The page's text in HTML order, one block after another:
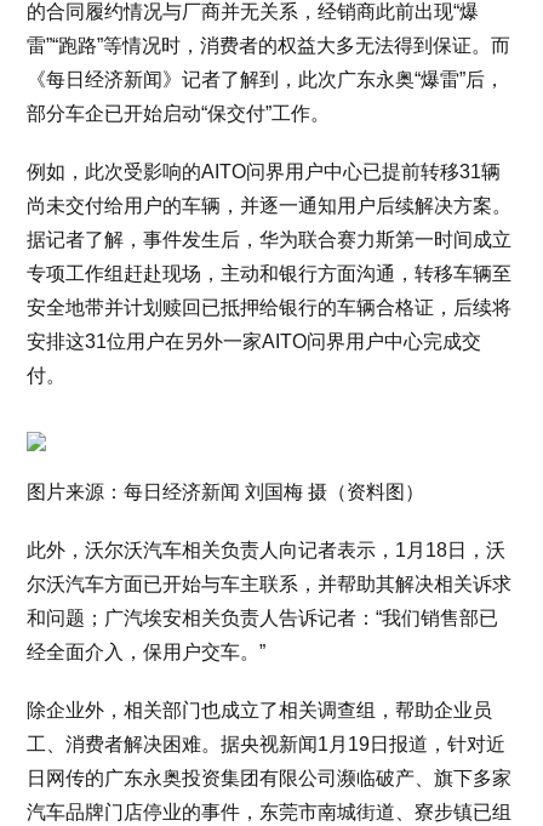
的合同履约情况与厂商并无关系，经销商此前出现“爆
雷”“跑路”等情况时，消费者的权益大多无法得到保证。而
《每日经济新闻》记者了解到，此次广东永奥“爆雷”后，
部分车企已开始启动“保交付”工作。
例如，此次受影响的AITO问界用户中心已提前转移31辆
尚未交付给用户的车辆，并逐一通知用户后续解决方案。
据记者了解，事件发生后，华为联合赛力斯第一时间成立
专项工作组赶赴现场，主动和银行方面沟通，转移车辆至
安全地带并计划赎回已抵押给银行的车辆合格证，后续将
安排这31位用户在另外一家AITO问界用户中心完成交
付。
图片来源：每日经济新闻 刘国梅 摄（资料图）
此外，沃尔沃汽车相关负责人向记者表示，1月18日，沃
尔沃汽车方面已开始与车主联系，并帮助其解决相关诉求
和问题；广汽埃安相关负责人告诉记者：“我们销售部已
经全面介入，保用户交车。”
除企业外，相关部门也成立了相关调查组，帮助企业员
工、消费者解决困难。据央视新闻1月19日报道，针对近
日网传的广东永奥投资集团有限公司濒临破产、旗下多家
汽车品牌门店停业的事件，东莞市南城街道、寮步镇已组